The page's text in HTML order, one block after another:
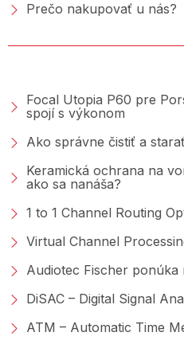
Prečo nakupovať u nás?
Focal Utopia P60 pre
spojí s výkonom
Ako správne čistiť a
Keramická ochrana na
ako sa nanáša?
1 to 1 Channel Routing
Virtual Channel
Audiotec Fischer ponúka
DiSAC – Digital Signal
ATM – Automatic Time